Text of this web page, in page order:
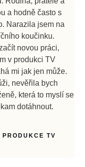
a hodně často s
Narazila jsem na
koučinku.
novou práci,
v produkci TV
mi jak jen může.
nevěřila bych
která to myslí se
dotáhnout.
TV